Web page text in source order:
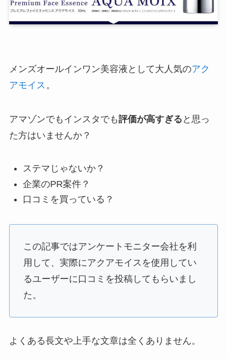
メンズオールインワン美容液として大人気のアク
アモイス 。
アマゾンでもインスタでも評価が高すぎる と思っ
た方はいませんか？
ステマじゃないか？
企業のPR案件？
口コミを買っている？
この記事ではアンケートモニター会社を利
用して、実際にアクアモイスを使用してい
るユーザーに口コミを投稿してもらいまし
た。
よくある長文や上手な文章は全くありません。